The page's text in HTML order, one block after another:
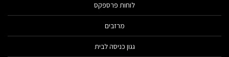
לוחות פרספקס
מרזבים
גגון כניסה לבית